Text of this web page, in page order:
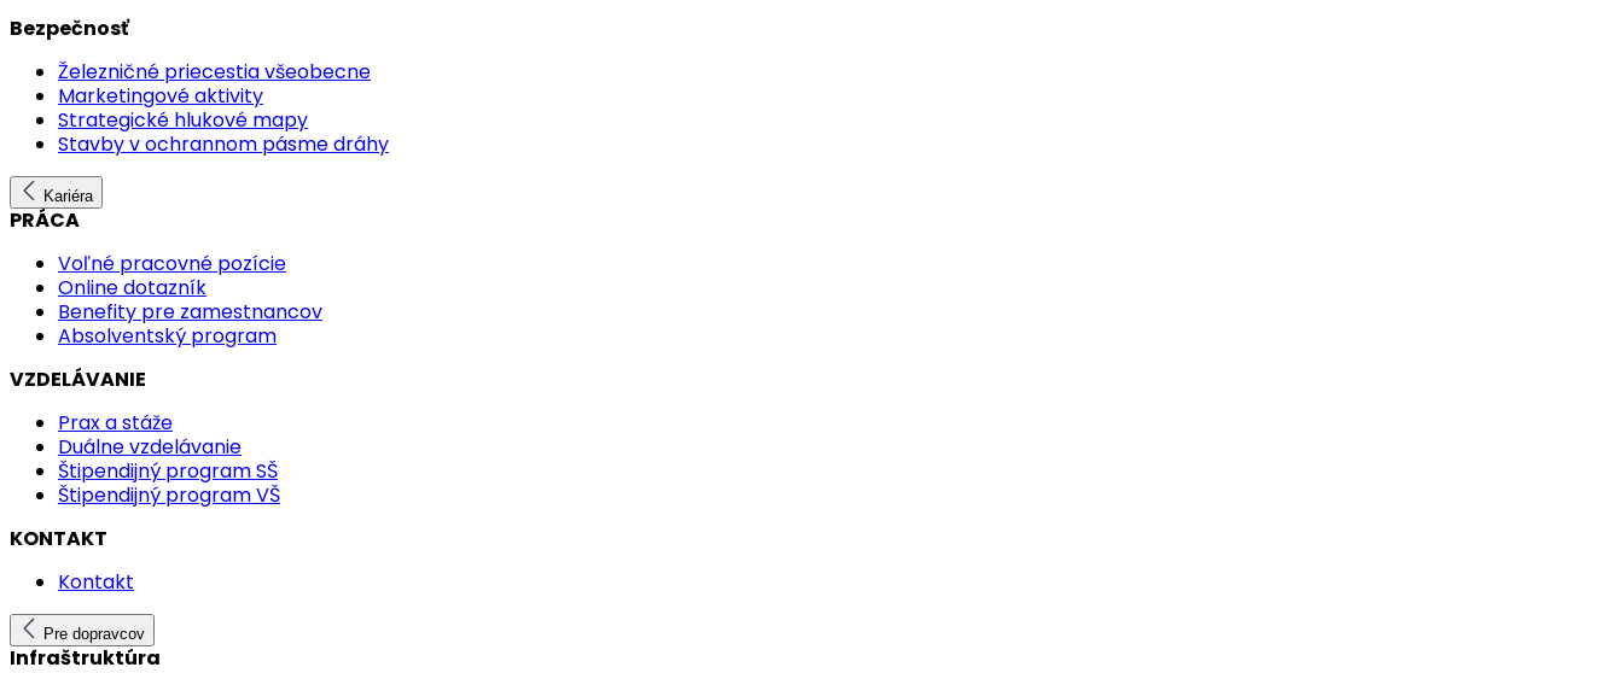
Bezpečnosť
Železničné priecestia všeobecne
Marketingové aktivity
Strategické hlukové mapy
Stavby v ochrannom pásme dráhy
Kariéra
PRÁCA
Voľné pracovné pozície
Online dotazník
Benefity pre zamestnancov
Absolventský program
VZDELÁVANIE
Prax a stáže
Duálne vzdelávanie
Štipendijný program SŠ
Štipendijný program VŠ
KONTAKT
Kontakt
Pre dopravcov
Infraštruktúra